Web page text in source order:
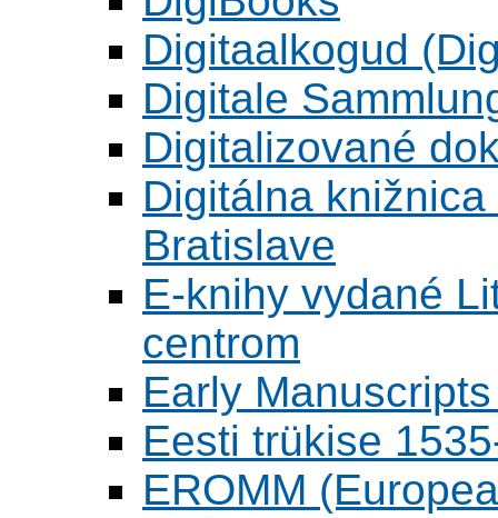
Digitaalkogud
Digitale
Digitalizované
Digitálna
Bratislave
E-knihy vydané
centrom
Early
Eesti trükise
EROMM